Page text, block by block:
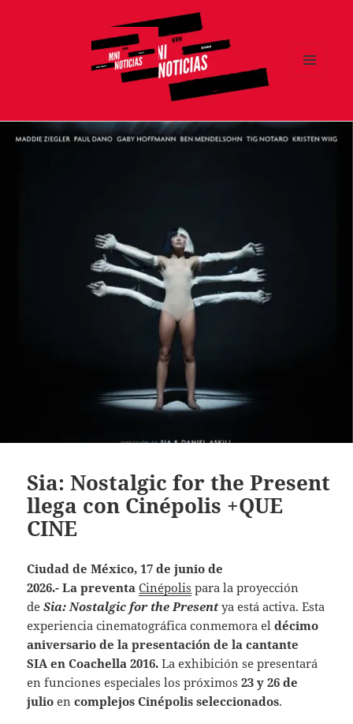
Sia: Nostalgic for the Present
llega con Cinépolis +QUE
CINE
Ciudad de México, 17 de junio de
2026.- La preventa Cinépolis para la proyección
deSia: Nostalgic for the Presentya está activa. Esta
experiencia cinematográfica conmemora eldécimo
aniversario de la presentación de la cantante
SIA en Coachella 2016. La exhibición se presentará
en funciones especiales los próximos23 y 26 de
julio encomplejos Cinépolis seleccionados.